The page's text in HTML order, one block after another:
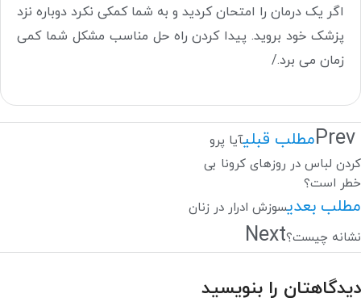
اگر یک درمان را امتحان کردید و به شما کمکی نکرد دوباره نزد
پزشک خود بروید. پیدا کردن راه حل مناسب مشکل شما کمی
زمان می برد./
Prevمطلب قبلیآیا پرو
کردن لباس در روزهای کرونا بی
خطر است؟
مطلب بعدیسوزش ادرار در زنان
نشانه چیست؟Next
دیدگاهتان را بنویسید